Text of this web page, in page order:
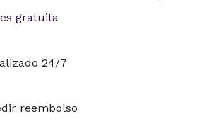
gratuita
24/7
reembolso